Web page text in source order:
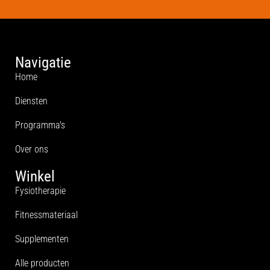
Navigatie
Home
Diensten
Programma's
Over ons
Winkel
Fysiotherapie
Fitnessmateriaal
Supplementen
Alle producten